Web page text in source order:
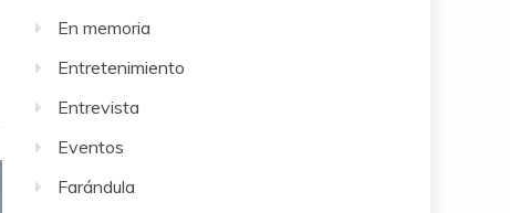
En memoria
Entretenimiento
Entrevista
Eventos
Farándula